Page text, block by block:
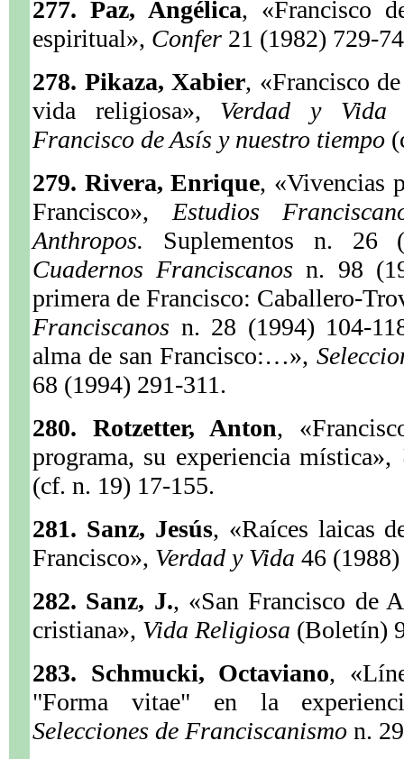
277. Paz, Angélica, «Francisco
espiritual», Confer 21 (1982) 729-
278. Pikaza, Xabier, «Francisco
vida religiosa», Verdad y
Francisco de Asís y nuestro tiempo
279. Rivera, Enrique, «Vivencias
Francisco», Estudios
Anthropos. Suplementos n. 26
Cuadernos Franciscanosn. 98
primera de Francisco: Caballero-
Franciscanos n. 28 (1994) 104-
alma de san Francisco:…»,
68 (1994) 291-311.
280. Rotzetter, Anton,
programa, su experiencia mística»,
(cf. n. 19) 17-155.
281. Sanz, Jesús, «Raíces laicas
Francisco», Verdad y Vida 46
282. Sanz, J., «San Francisco de
cristiana», Vida Religiosa (Boletín)
283. Schmucki, Octaviano,
"Forma vitae" en la
Selecciones de Franciscanismo n.